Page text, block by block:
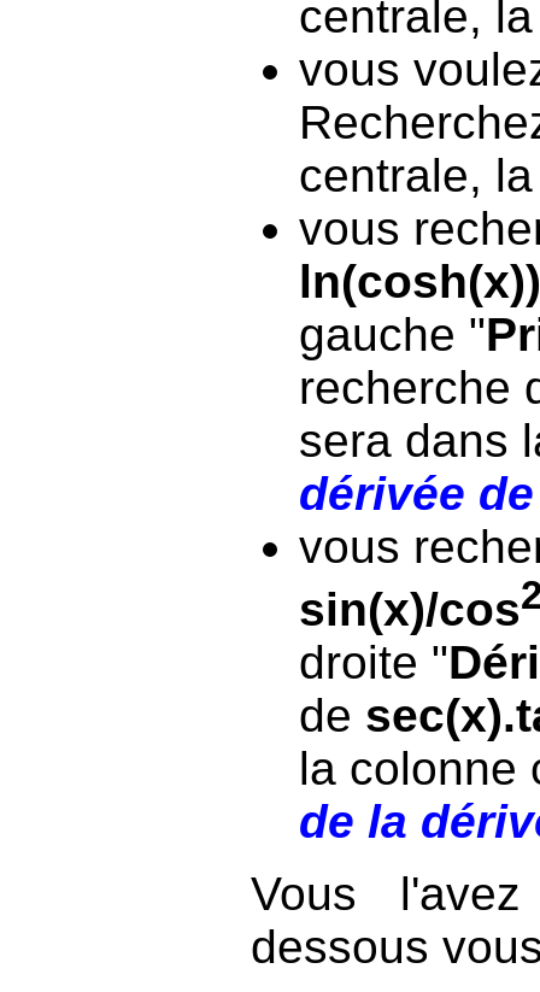
centrale,
vous
centrale,
vous
ln(cosh(x))
gauche "
recherche
sera dans
dérivée
vous
sin(x)/cos
droite "
de
la colonne
de la
Vous
dessous